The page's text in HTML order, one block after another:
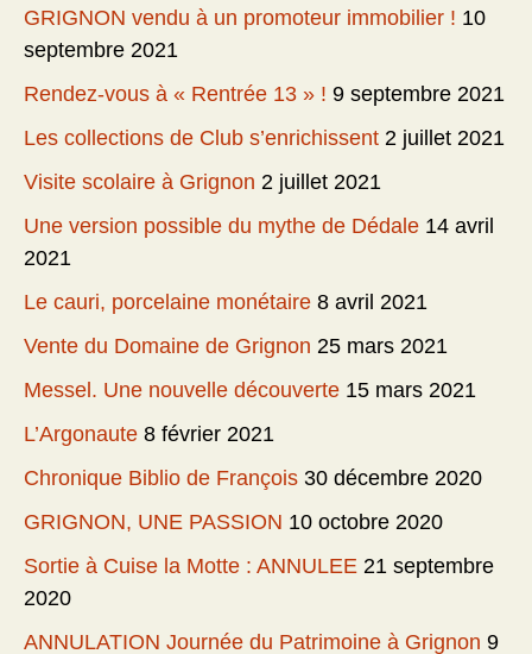
GRIGNON vendu à un promoteur immobilier ! 10
septembre 2021
Rendez-vous à « Rentrée 13 » ! 9 septembre 2021
Les collections de Club s’enrichissent 2 juillet 2021
Visite scolaire à Grignon 2 juillet 2021
Une version possible du mythe de Dédale 14 avril
2021
Le cauri, porcelaine monétaire 8 avril 2021
Vente du Domaine de Grignon 25 mars 2021
Messel. Une nouvelle découverte 15 mars 2021
L’Argonaute 8 février 2021
Chronique Biblio de François 30 décembre 2020
GRIGNON, UNE PASSION 10 octobre 2020
Sortie à Cuise la Motte : ANNULEE 21 septembre
2020
ANNULATION Journée du Patrimoine à Grignon 9